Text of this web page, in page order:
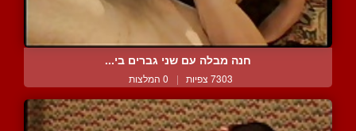
חנה מבלה עם שני גברים בי...
7303 צפיות | 0 המלצות